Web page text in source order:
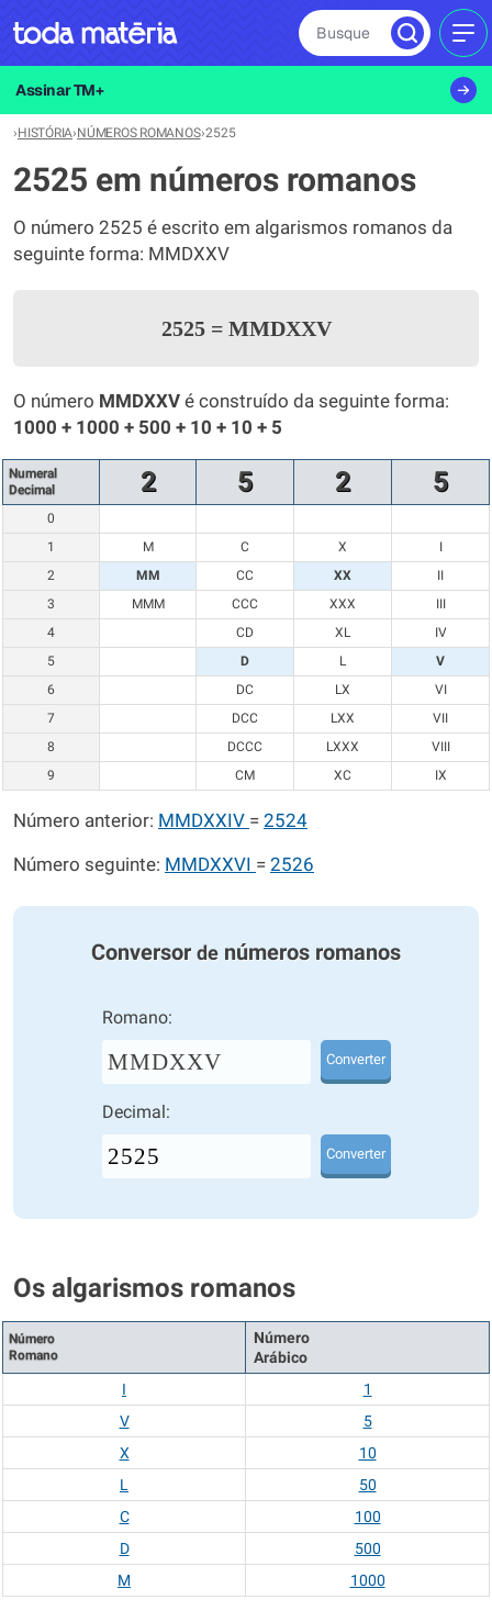
Busque
Assinar TM+
›HISTÓRIA›NÚMEROS ROMANOS›2525
2525 em números romanos
O número 2525 é escrito em algarismos romanos da
seguinte forma: MMDXXV
2525 =MMDXXV
O número MMDXXV é construído da seguinte forma:
1000 + 1000 + 500 + 10 + 10 + 5
Numeral
Decimal
2 5 2 5
0
1
M C X
I
2
MM CC XX
II
3
MMM CCC XXX
III
4
CD XL
IV
5
D L
V
6
DC LX
VI
7
DCC LXX
VII
8
DCCC LXXX
VIII
9
CM XC IX
Número anterior: MMDXXIV = 2524
Número seguinte: MMDXXVI = 2526
Conversor de números romanos
Romano:
MMDXXV Converter
Decimal:
Converter
Os algarismos romanos
Número
Romano
Número
Arábico
I
1
V
5
X
10
L
50
C
100
D
500
M
1000